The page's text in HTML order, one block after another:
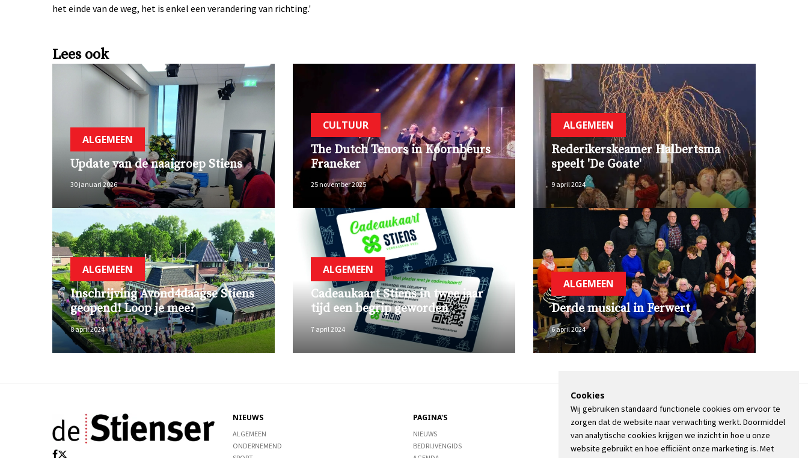
het einde van de weg, het is enkel een verandering van richting.'
Lees ook
ALGEMEEN
Update van de naaigroep Stiens
30 januari 2026
CULTUUR
The Dutch Tenors in Koornbeurs
Franeker
25 november 2025
ALGEMEEN
Rederikerskeamer Halbertsma
speelt 'De Goate'
9 april 2024
ALGEMEEN
Inschrijving Avond4daagse Stiens
geopend! Loop je mee?
8 april 2024
ALGEMEEN
Cadeaukaart Stiens in twee jaar
tijd een begrip geworden
7 april 2024
ALGEMEEN
Derde musical in Ferwert
6 april 2024
NIEUWS
ALGEMEEN
ONDERNEMEND
PAGINA'S
NIEUWS
BEDRIJVENGIDS
OVER DE STIENSER
CONTACT
ADVERTEREN
Cookies
Wij gebruiken standaard functionele cookies om ervoor te
zorgen dat de website naar verwachting werkt. Doormiddel
van analytische cookies krijgen we inzicht in hoe u onze
website gebruikt en hoe efficiënt onze marketing is. Met